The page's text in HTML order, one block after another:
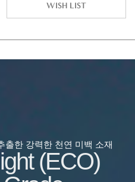
WISH LIST
출한 강력한 천연 미백 소재
(ECO)